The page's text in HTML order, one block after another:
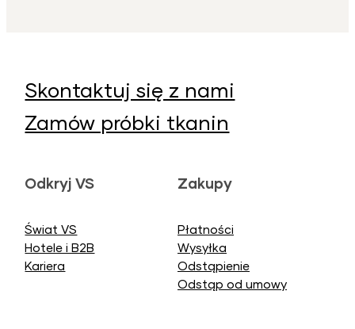
Skontaktuj się z nami
Zamów próbki tkanin
Odkryj VS
Świat VS
Hotele i B2B
Kariera
Zakupy
Płatności
Wysyłka
Odstąpienie
Odstąp od umowy